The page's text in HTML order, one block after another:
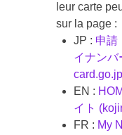
leur carte
sur la page :
JP : 申請
イナンバ
EN :
イト
FR : My